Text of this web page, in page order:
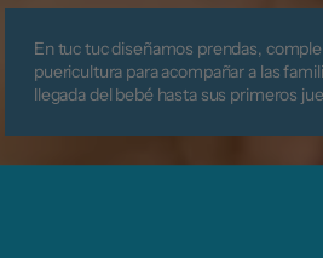
En tuc tuc diseñamos prendas,
puericultura para acompañar a las
llegada del bebé hasta sus primeros